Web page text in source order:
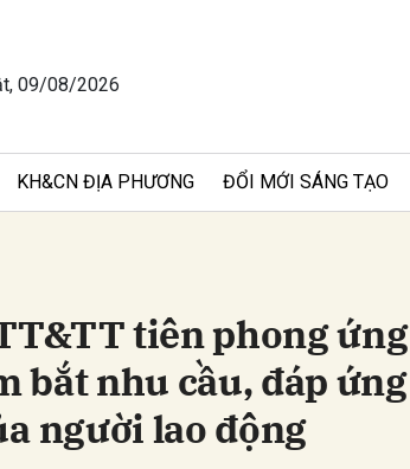
09/08/2026
KH&CN ĐỊA PHƯƠNG ĐỔI MỚI SÁNG TẠO
tiên phong ứng
bắt nhu cầu, đáp ứng
người lao động